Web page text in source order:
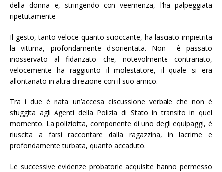
della donna e, stringendo con veemenza, l’ha palpeggiata
ripetutamente.
Il gesto, tanto veloce quanto scioccante, ha lasciato impietrita
la vittima, profondamente disorientata. Non è passato
inosservato al fidanzato che, notevolmente contrariato,
velocemente ha raggiunto il molestatore, il quale si era
allontanato in altra direzione con il suo amico.
Tra i due è nata un’accesa discussione verbale che non è
sfuggita agli Agenti della Polizia di Stato in transito in quel
momento. La poliziotta, componente di uno degli equipaggi, è
riuscita a farsi raccontare dalla ragazzina, in lacrime e
profondamente turbata, quanto accaduto.
Le successive evidenze probatorie acquisite hanno permesso